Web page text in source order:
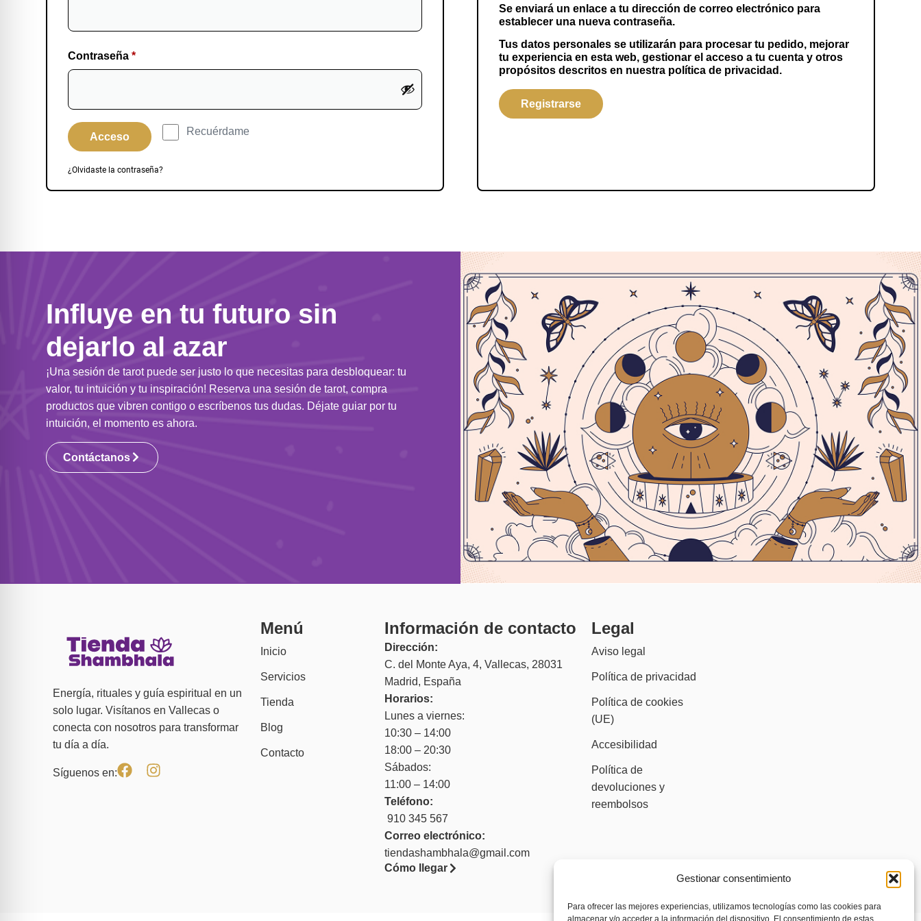
Gestionar consentimiento
Para ofrecer las mejores experiencias, utilizamos tecnologías como las cookies para
almacenar y/o acceder a la información del dispositivo. El consentimiento de estas
Contraseña*
Recuérdame
Acceso
¿Olvidaste la contraseña?
Se enviará un enlace a tu dirección de correo electrónico para
establecer una nueva contraseña.
Tus datos personales se utilizarán para procesar tu pedido, mejorar
tu experiencia en esta web, gestionar el acceso a tu cuenta y otros
propósitos descritos en nuestra política de privacidad .
Registrarse
Influye en tu futuro sin
dejarlo al azar
¡Una sesión de tarot puede ser justo lo que necesitas para desbloquear: tu
valor, tu intuición y tu inspiración! Reserva una sesión de tarot, compra
productos que vibren contigo o escríbenos tus dudas. Déjate guiar por tu
intuición, el momento es ahora.
Contáctanos
Energía, rituales y guía espiritual en un
solo lugar. Visítanos en Vallecas o
conecta con nosotros para transformar
tu día a día.
Síguenos en:
Menú
Inicio
Servicios
Tienda
Blog
Contacto
Información de contacto
Dirección:
C. del Monte Aya, 4, Vallecas, 28031
Madrid, España
Horarios:
Lunes a viernes:
10:30 – 14:00
18:00 – 20:30
Sábados:
11:00 – 14:00
Teléfono:
910 345 567
Correo electrónico:
tiendashambhala@gmail.com
Cómo llegar
Legal
Aviso legal
Política de privacidad
Política de cookies
(UE)
Accesibilidad
Política de
devoluciones y
reembolsos